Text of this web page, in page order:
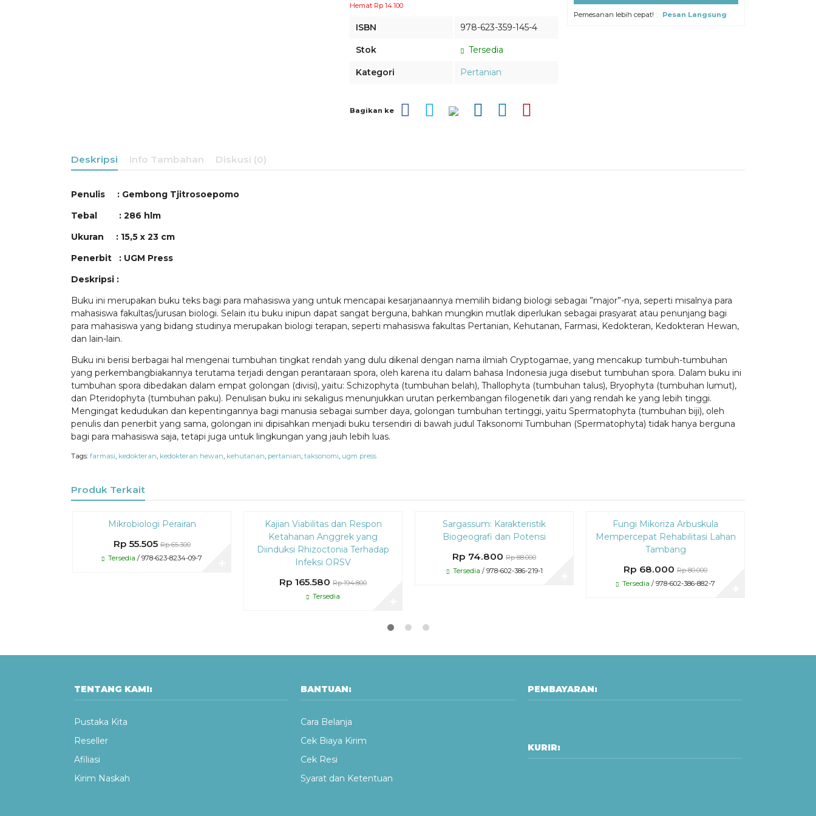
Hemat Rp 14.100
ISBN 978-623-359-145-4
Stok Tersedia
Kategori Pertanian
Pemesanan lebih cepat! Pesan Langsung
Bagikan ke
Deskripsi Info Tambahan Diskusi (0)
Penulis : Gembong Tjitrosoepomo
Tebal : 286 hlm
Ukuran : 15,5 x 23 cm
Penerbit : UGM Press
Deskripsi :
Buku ini merupakan buku teks bagi para mahasiswa yang untuk mencapai kesarjanaannya memilih bidang biologi sebagai ”major”-nya, seperti misalnya para
mahasiswa fakultas/jurusan biologi. Selain itu buku inipun dapat sangat berguna, bahkan mungkin mutlak diperlu­kan sebagai prasyarat atau penunjang bagi
para mahasiswa yang bidang studinya merupakan biologi terapan, seperti mahasiswa fakultas Pertanian, Kehutanan, Farmasi, Kedokteran, Kedokteran Hewan,
dan lain-lain.
Buku ini berisi berbagai hal mengenai tumbuhan tingkat rendah yang dulu dikenal dengan nama ilmiah Crypto­gamae, yang mencakup tumbuh-tumbuhan
yang perkembangbiakannya terutama terjadi dengan perantaraan spora, oleh karena itu dalam bahasa Indonesia juga disebut tumbuhan spora. Dalam buku ini
tumbuhan spora dibedakan dalam empat golongan (divisi), yaitu: Schizophyta (tumbuhan belah), Thallophyta (tumbuhan talus), Bryophyta (tumbuhan lumut),
dan Pteridophyta (tumbuhan paku). Penulisan buku ini sekaligus menunjukkan urutan perkembangan filogenetik dari yang rendah ke yang lebih tinggi.
Mengingat kedudukan dan kepentingannya bagi manusia sebagai sumber daya, golongan tumbuhan tertinggi, yaitu Spermatophyta (tumbuhan biji), oleh
penulis dan penerbit yang sama, golongan ini dipisahkan menjadi buku tersendiri di bawah judul Taksonomi Tumbuhan (Spermatophyta) tidak hanya berguna
bagi para mahasiswa saja, tetapi juga untuk lingkungan yang jauh lebih luas.
Tags: farmasi, kedokteran, kedokteran hewan, kehutanan, pertanian, taksonomi, ugm press
Produk Terkait
Mikrobiologi Perairan
Rp 55.505 Rp 65.300
Tersedia / 978-623-8234-09-7
DiskonKajian Viabilitas dan Respon
Ketahanan Anggrek yang
Diinduksi Rhizoctonia Terhadap
Infeksi ORSV
Rp 165.580 Rp 194.800
Tersedia
Sargassum: Karakteristik
Biogeografi dan Potensi
Rp 74.800 Rp 88.000
Tersedia / 978-602-386-219-1
Fungi Mikoriza Arbuskula
Mempercepat Rehabilitasi Lahan
Tambang
Rp 68.000 Rp 80.000
Tersedia / 978-602-386-882-7
TENTANG KAMI:
Pustaka Kita
Reseller
Afiliasi
Kirim Naskah
BANTUAN:
Cara Belanja
Cek Biaya Kirim
Cek Resi
Syarat dan Ketentuan
PEMBAYARAN:
KURIR: